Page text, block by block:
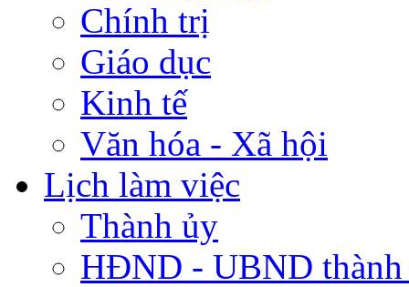
Chính trị
Giáo dục
Kinh tế
Văn hóa - Xã hội
Lịch làm việc
Thành ủy
HĐND - UBND thành